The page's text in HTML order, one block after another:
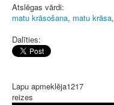
Atslēgas vārdi:
matu krāsošana, matu krāsa,
Dalīties:
Lapu apmeklēja1217
reizes